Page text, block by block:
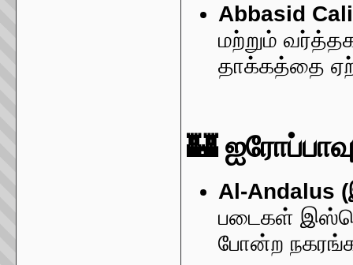
Abbasid
மற்றும்
தாக்கத்தை
🏰
Al-Andalus
படைகள்
போன்ற